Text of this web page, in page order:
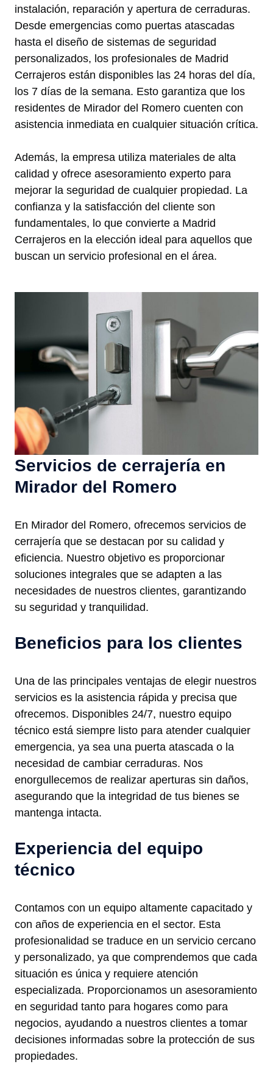
instalación, reparación y apertura de cerraduras.
Desde emergencias como puertas atascadas
hasta el diseño de sistemas de seguridad
personalizados, los profesionales de Madrid
Cerrajeros están disponibles las 24 horas del día,
los 7 días de la semana. Esto garantiza que los
residentes de Mirador del Romero cuenten con
asistencia inmediata en cualquier situación crítica.
Además, la empresa utiliza materiales de alta
calidad y ofrece asesoramiento experto para
mejorar la seguridad de cualquier propiedad. La
confianza y la satisfacción del cliente son
fundamentales, lo que convierte a Madrid
Cerrajeros en la elección ideal para aquellos que
buscan un servicio profesional en el área.
Servicios de cerrajería en
Mirador del Romero
En Mirador del Romero, ofrecemos servicios de
cerrajería que se destacan por su calidad y
eficiencia. Nuestro objetivo es proporcionar
soluciones integrales que se adapten a las
necesidades de nuestros clientes, garantizando
su seguridad y tranquilidad.
Beneficios para los clientes
Una de las principales ventajas de elegir nuestros
servicios es la asistencia rápida y precisa que
ofrecemos. Disponibles 24/7, nuestro equipo
técnico está siempre listo para atender cualquier
emergencia, ya sea una puerta atascada o la
necesidad de cambiar cerraduras. Nos
enorgullecemos de realizar aperturas sin daños,
asegurando que la integridad de tus bienes se
mantenga intacta.
Experiencia del equipo
técnico
Contamos con un equipo altamente capacitado y
con años de experiencia en el sector. Esta
profesionalidad se traduce en un servicio cercano
y personalizado, ya que comprendemos que cada
situación es única y requiere atención
especializada. Proporcionamos un asesoramiento
en seguridad tanto para hogares como para
negocios, ayudando a nuestros clientes a tomar
decisiones informadas sobre la protección de sus
propiedades.